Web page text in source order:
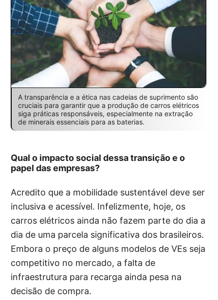
A transparência e a ética nas cadeias de suprimento são
cruciais para garantir que a produção de carros elétricos
siga práticas responsáveis, especialmente na extração
de minerais essenciais para as baterias.
Qual o impacto social dessa transição e o
papel das empresas?
Acredito que a mobilidade sustentável deve ser
inclusiva e acessível. Infelizmente, hoje, os
carros elétricos ainda não fazem parte do dia a
dia de uma parcela significativa dos brasileiros.
Embora o preço de alguns modelos de VEs seja
competitivo no mercado, a falta de
infraestrutura para recarga ainda pesa na
decisão de compra.